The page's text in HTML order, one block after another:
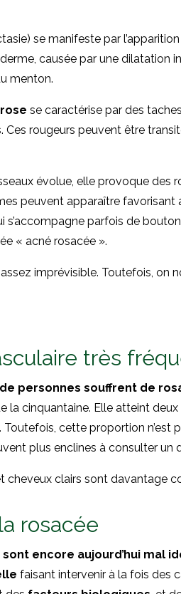
se manifeste par
causée par une dilatation
menton.
se caractérise par des
Ces rougeurs peuvent être
évolue, elle provoque des
peuvent apparaître favorisant
parfois de
« acné rosacée ».
imprévisible. Toutefois, on
très
personnes souffrent de
la cinquantaine. Elle atteint
cette proportion n’est
plus enclines à consulter un
cheveux clairs sont davantage
rosacée
encore aujourd’hui mal
faisant intervenir à la fois des